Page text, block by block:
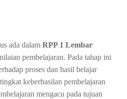
ada dalam RPP 1 Lembar
pembelajaran. Pada tahap ini
proses dan hasil belajar
keberhasilan pembelajaran
mengacu pada tujuan